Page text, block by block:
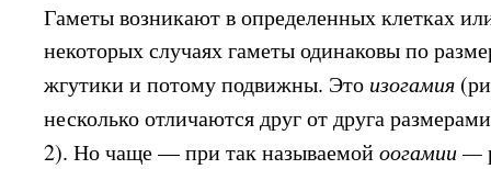
Гаметы возникают в определенных клетках
некоторых случаях гаметы одинаковы по
жгутики и потому подвижны. Это изогамия
несколько отличаются друг от друга
2). Но чаще — при так называемойоогамии —